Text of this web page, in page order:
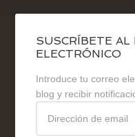
SUSCRÍBETE AL
ELECTRÓNICO
Introduce tu correo
blog y recibir